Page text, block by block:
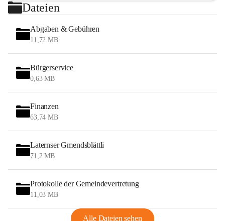
Dateien
Abgaben & Gebühren
11,72 MB
Bürgerservice
0,63 MB
Finanzen
63,74 MB
Laternser Gmendsblättli
71,2 MB
Protokolle der Gemeindevertretung
11,03 MB
Alle Dateien sehen